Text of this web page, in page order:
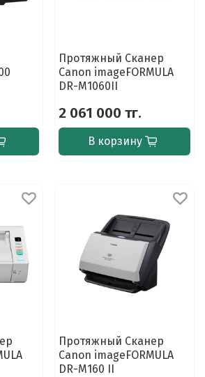
Протяжный Сканер
Canon imageFORMULA
DR-M1060II
2 061 000 тг.
В корзину
Протяжный Сканер
Canon imageFORMULA
DR-M160 II